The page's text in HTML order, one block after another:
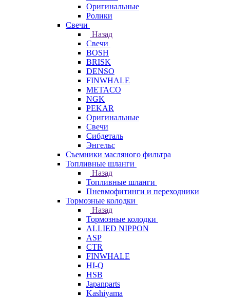
Оригинальные
Ролики
Свечи
Назад
Свечи
BOSH
BRISK
DENSO
FINWHALE
METACO
NGK
PEKAR
Оригинальные
Свечи
Сибдеталь
Энгельс
Съемники масляного фильтра
Топливные шланги
Назад
Топливные шланги
Пневмофитинги и переходники
Тормозные колодки
Назад
Тормозные колодки
ALLIED NIPPON
ASP
CTR
FINWHALE
HI-Q
HSB
Japanparts
Kashiyama